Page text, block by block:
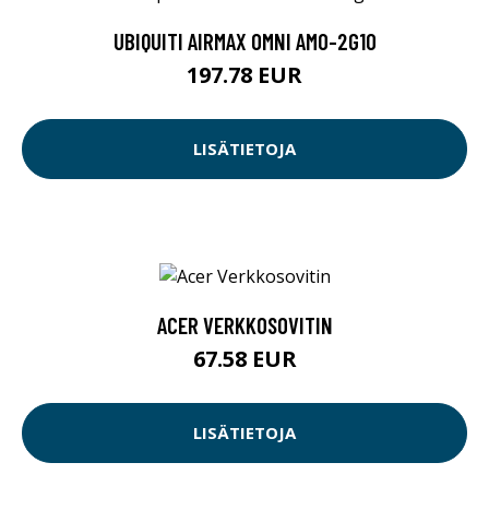
UBIQUITI AIRMAX OMNI AMO-2G10
197.78 EUR
LISÄTIETOJA
ACER VERKKOSOVITIN
67.58 EUR
LISÄTIETOJA